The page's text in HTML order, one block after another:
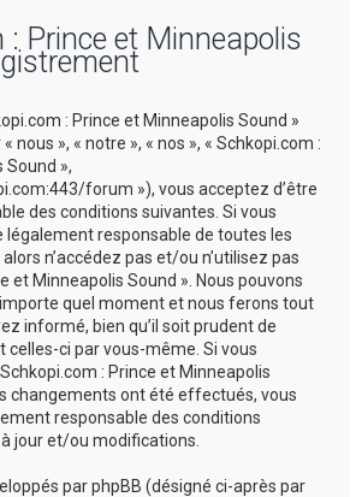
: Prince et Minneapolis
: Prince et Minneapolis Sound »
nous », « notre », « nos », « Schkopi.com :
Sound »,
forum »), vous acceptez d’être
des conditions suivantes. Si vous
légalement responsable de toutes les
n’accédez pas et/ou n’utilisez pas
et Minneapolis Sound ». Nous pouvons
quel moment et nous ferons tout
informé, bien qu’il soit prudent de
ci par vous-même. Si vous
: Prince et Minneapolis
changements ont été effectués, vous
responsable des conditions
jour et/ou modifications.
par phpBB (désigné ci-après par